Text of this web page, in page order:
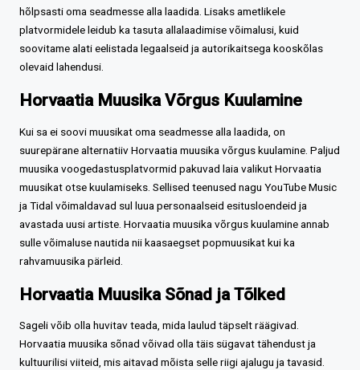
hõlpsasti oma seadmesse alla laadida. Lisaks ametlikele
platvormidele leidub ka tasuta allalaadimise võimalusi, kuid
soovitame alati eelistada legaalseid ja autorikaitsega kooskõlas
olevaid lahendusi.
Horvaatia Muusika Võrgus Kuulamine
Kui sa ei soovi muusikat oma seadmesse alla laadida, on
suurepärane alternatiiv Horvaatia muusika võrgus kuulamine. Paljud
muusika voogedastusplatvormid pakuvad laia valikut Horvaatia
muusikat otse kuulamiseks. Sellised teenused nagu YouTube Music
ja Tidal võimaldavad sul luua personaalseid esitusloendeid ja
avastada uusi artiste. Horvaatia muusika võrgus kuulamine annab
sulle võimaluse nautida nii kaasaegset popmuusikat kui ka
rahvamuusika pärleid.
Horvaatia Muusika Sõnad ja Tõlked
Sageli võib olla huvitav teada, mida laulud täpselt räägivad.
Horvaatia muusika sõnad võivad olla täis sügavat tähendust ja
kultuurilisi viiteid, mis aitavad mõista selle riigi ajalugu ja tavasid.